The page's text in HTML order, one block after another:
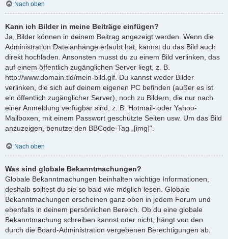
Nach oben
Kann ich Bilder in meine Beiträge einfügen?
Ja, Bilder können in deinem Beitrag angezeigt werden. Wenn die
Administration Dateianhänge erlaubt hat, kannst du das Bild auch
direkt hochladen. Ansonsten musst du zu einem Bild verlinken, das
auf einem öffentlich zugänglichen Server liegt, z. B.
http://www.domain.tld/mein-bild.gif. Du kannst weder Bilder
verlinken, die sich auf deinem eigenen PC befinden (außer es ist
ein öffentlich zugänglicher Server), noch zu Bildern, die nur nach
einer Anmeldung verfügbar sind, z. B. Hotmail- oder Yahoo-
Mailboxen, mit einem Passwort geschützte Seiten usw. Um das Bild
anzuzeigen, benutze den BBCode-Tag „[img]“.
Nach oben
Was sind globale Bekanntmachungen?
Globale Bekanntmachungen beinhalten wichtige Informationen,
deshalb solltest du sie so bald wie möglich lesen. Globale
Bekanntmachungen erscheinen ganz oben in jedem Forum und
ebenfalls in deinem persönlichen Bereich. Ob du eine globale
Bekanntmachung schreiben kannst oder nicht, hängt von den
durch die Board-Administration vergebenen Berechtigungen ab.